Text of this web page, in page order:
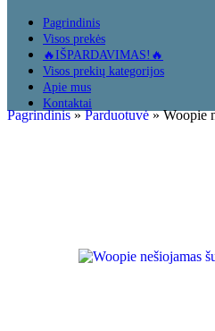
Pagrindinis
Visos prekės
🔥IŠPARDAVIMAS!🔥
Visos prekių kategorijos
Apie mus
Kontaktai
Pagrindinis»Parduotuvė»Woopie